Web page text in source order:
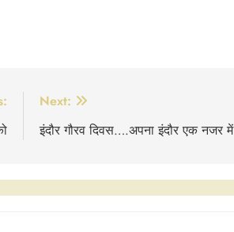
Next:
इंदौर गौरव दिवस….अपना इंदौर एक नजर में